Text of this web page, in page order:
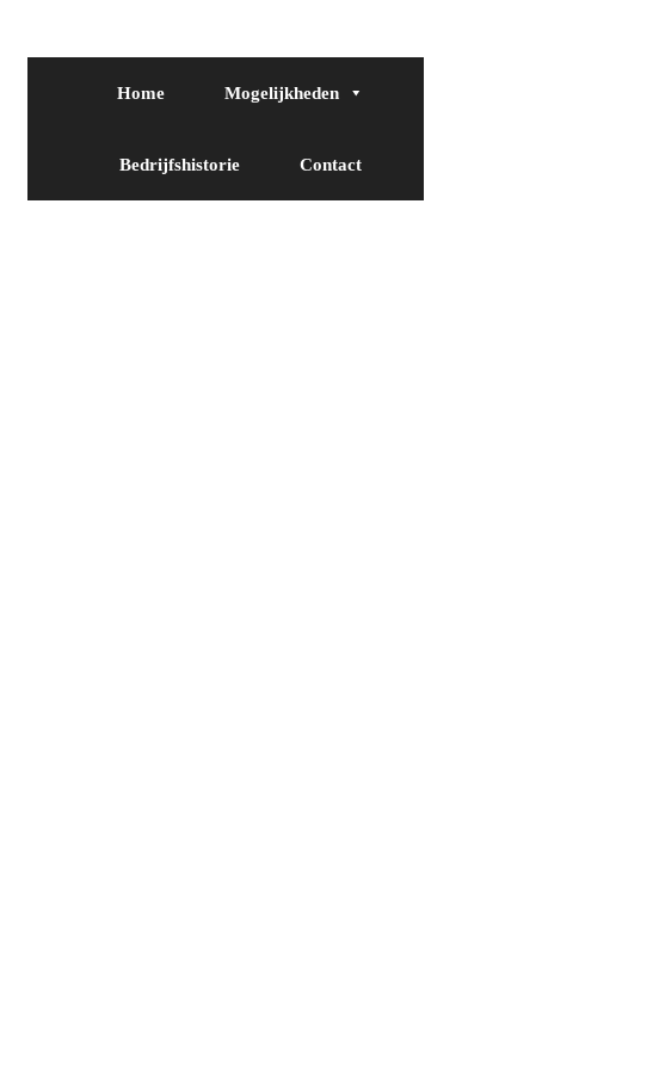
Home Mogelijkheden
Bedrijfshistorie Contact